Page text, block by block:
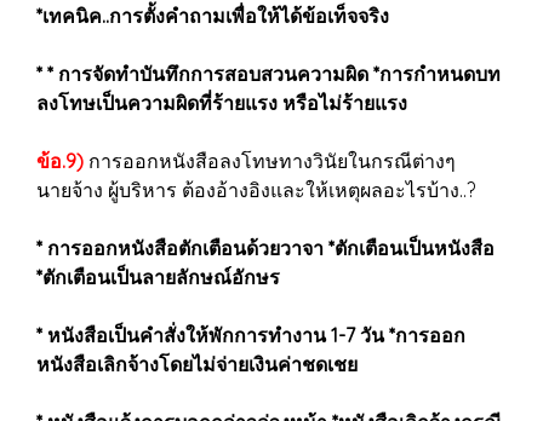
*เทคนิค..การตั้งคำถามเพื่อให้ได้ข้อเท็จจริง
* * การจัดทำบันทึกการสอบสวนความผิด *การกำหนดบท
ลงโทษเป็นความผิดที่ร้ายแรง หรือไม่ร้ายแรง
ข้อ.9) การออกหนังสือลงโทษทางวินัยในกรณีต่างๆ
นายจ้าง ผู้บริหาร ต้องอ้างอิงและให้เหตุผลอะไรบ้าง..?
* การออกหนังสือตักเตือนด้วยวาจา *ตักเตือนเป็นหนังสือ
*ตักเตือนเป็นลายลักษณ์อักษร
* หนังสือเป็นคำสั่งให้พักการทำงาน 1-7 วัน *การออก
หนังสือเลิกจ้างโดยไม่จ่ายเงินค่าชดเชย